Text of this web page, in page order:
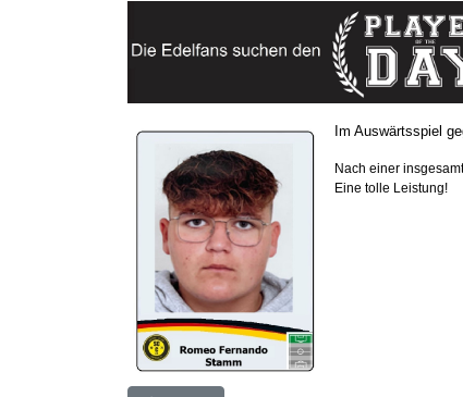
Im Auswärtsspiel
Nach einer
Eine tolle Leistung!